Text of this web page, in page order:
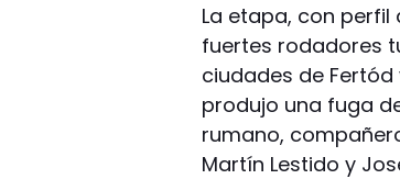
La etapa, con
fuertes rodadores
ciudades de
produjo una fuga
rumano,
Martín Lestido y